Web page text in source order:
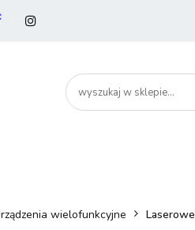
Bezpieczeństwo
wielofunkcyjne Laserowe